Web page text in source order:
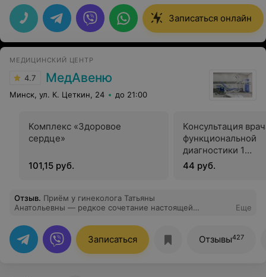
процедура, как ФГДС нам даётся не легко, а Наталья
Ивановна поговорит, успокоит, поддержит. Очень
приятно оказаться у такого участливого доктора, с ней
данная процедура переносится гораздо легче.
Записаться онлайн
МЕДИЦИНСКИЙ ЦЕНТР
4.7 МедАвеню
Минск, ул. К. Цеткин, 24 до 21:00
Комплекс «Здоровое
сердце»
101,15 руб.
Консультация
функциональной
диагностики 1
44 руб.
Отзыв. Приём у гинеколога Татьяны
Анатольевны — редкое сочетание настоящей
консультации остаётся не только чёткий план, но и
чувство, что о твоём здоровье позаботились по-
настоящему. Спасибо за эту тонкую работу и внимание
к деталям!
Еще
Записаться Отзывы427